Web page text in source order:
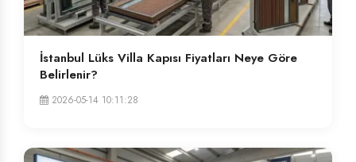
İstanbul Lüks Villa Kapısı Fiyatları Neye Göre
Belirlenir?
2026-05-14 10:11:28